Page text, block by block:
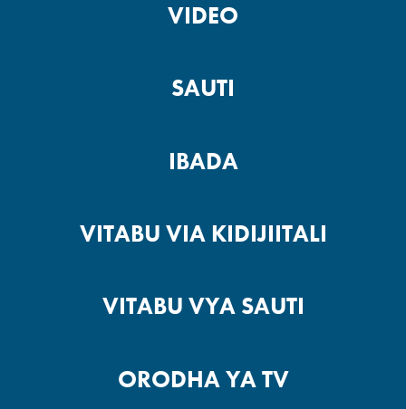
VIDEO
SAUTI
IBADA
VITABU VIA KIDIJIITALI
VITABU VYA SAUTI
ORODHA YA TV